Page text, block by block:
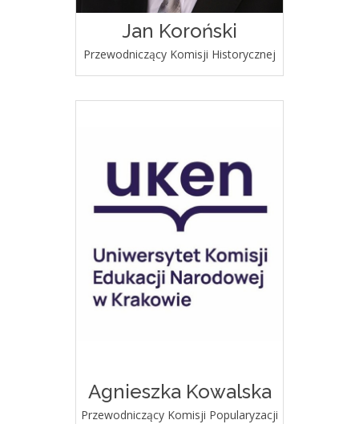
Jan Koroński
Przewodniczący Komisji Historycznej
Agnieszka Kowalska
Przewodniczący Komisji Popularyzacji